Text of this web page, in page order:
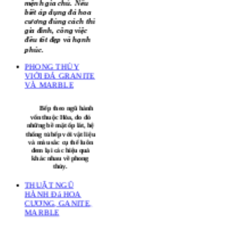
tưởng kết hợp nét
đẹp của kiến trúc đá
hài hoà với vận
mệnh gia chủ. Nếu
biết áp dụng đá hoa
cương đúng cách thì
gia đình, công việc
đều tốt đẹp và hạnh
phúc.
VIỚI ĐÁ GRANITE
VÀ MARBLE
Bếp theo ngũ hành
vốn thuộc Hỏa, do đó
những bề mặt ốp lát, hệ
thống tủ bếp với vật liệu
đem lại các hiệu quả
khác nhau về phong
thủy.
THUẬT NGŨ